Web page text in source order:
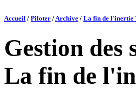
Accueil / Piloter /Archive / La fin de l'inertie
Gestion des
La fin de